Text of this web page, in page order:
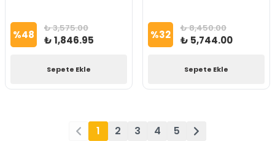
%48 ₺ 3,575.00
₺ 1,846.95
Sepete Ekle
%32 ₺ 8,450.00
₺ 5,744.00
Sepete Ekle
1 2 3 4 5